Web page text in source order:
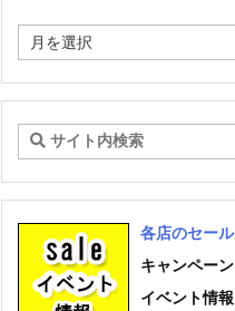
ー
ー
イ
各店のセール
キャンペーン
イベント情報